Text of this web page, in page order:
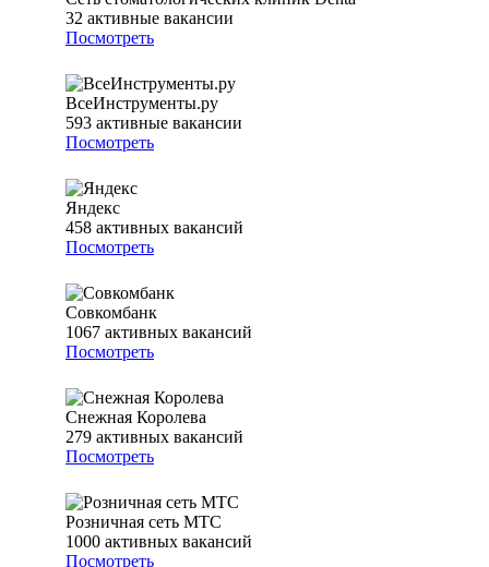
32 активные вакансии
Посмотреть
ВсеИнструменты.ру
593 активные вакансии
Посмотреть
Яндекс
458 активных вакансий
Посмотреть
Совкомбанк
1067 активных вакансий
Посмотреть
Снежная Королева
279 активных вакансий
Посмотреть
Розничная сеть МТС
1000 активных вакансий
Посмотреть